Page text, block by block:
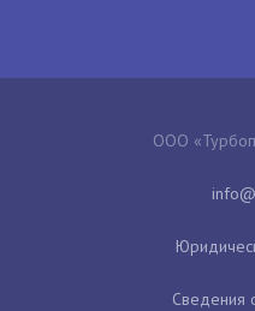
ООО
Сведения